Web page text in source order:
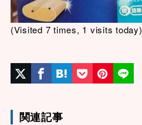
(Visited 7 times, 1 visits today)
関連記事